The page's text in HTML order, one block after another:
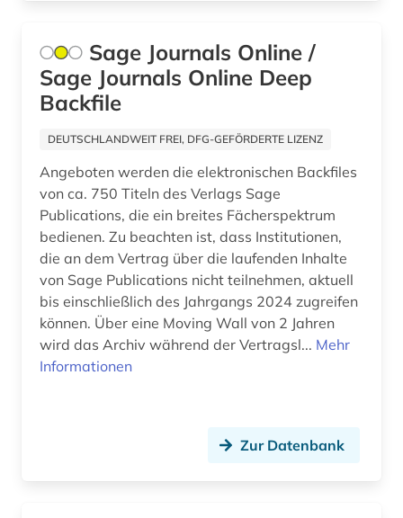
document supply centre (1)
doi (1)
dokumentlieferung (1)
drehflügelflugzeug (1)
drittes reich (1)
drogenmissbrauch (1)
dynamik des ozeanbodens (1)
dänemark (2)
Sage Journals Online /
Sage Journals Online Deep
Backfile
DEUTSCHLANDWEIT FREI, DFG-GEFÖRDERTE LIZENZ
Angeboten werden die elektronischen Backfiles
von ca. 750 Titeln des Verlags Sage
Publications, die ein breites Fächerspektrum
bedienen. Zu beachten ist, dass Institutionen,
die an dem Vertrag über die laufenden Inhalte
von Sage Publications nicht teilnehmen, aktuell
bis einschließlich des Jahrgangs 2024 zugreifen
können. Über eine Moving Wall von 2 Jahren
wird das Archiv während der Vertragsl... Mehr
Informationen
Zur Datenbank